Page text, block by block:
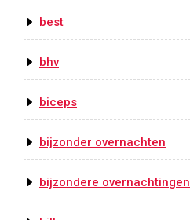
best
bhv
biceps
bijzonder overnachten
bijzondere overnachtingen